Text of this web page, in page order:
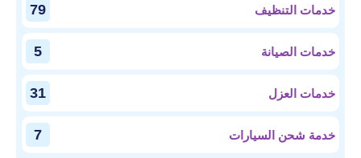
خدمات التنظيف 79
خدمات الصيانة 5
خدمات العزل 31
خدمة شحن السيارات 7